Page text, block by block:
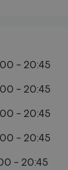
- 20:45
- 20:45
- 20:45
- 20:45
- 20:45